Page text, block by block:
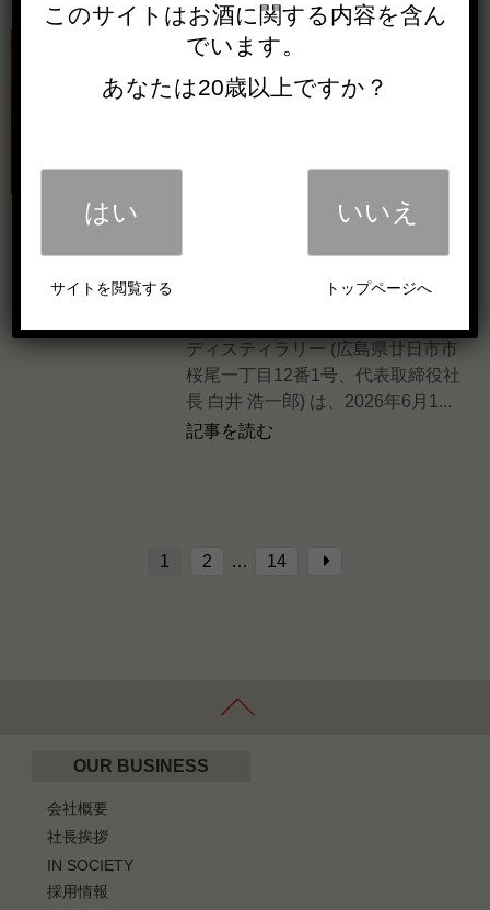
ボルドー赤ワイン樽の華や
かでフルーティーな味わい
イフコーポレーション様限
新商品
ディスティラリー (広島県廿日市市
桜尾一丁目12番1号、代表取締役社
長 白井 浩一郎) は、2026年6月1...
記事を読む
1 2 … 14
OUR BUSINESS
会社概要
社長挨拶
IN SOCIETY
採用情報
このサイトは お酒に関する内容を含ん
でいます。
あなたは20歳以上ですか？
はい
サイトを閲覧する
いいえ
トップページへ